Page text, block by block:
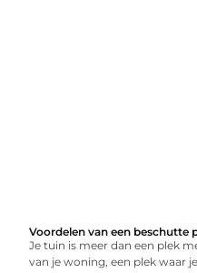
Voordelen van een beschutte
Je tuin is meer dan een plek
van je woning, een plek waar